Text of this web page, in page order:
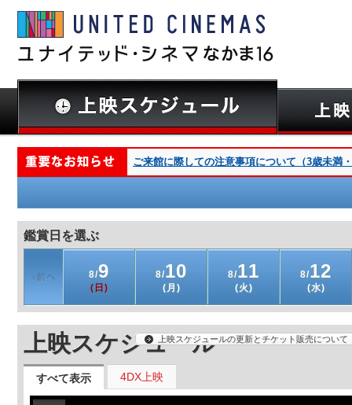
ご来館に際しての注意事項について（3歳未満
鑑賞日を選ぶ
8/9
(日)
8/10
(月)
8/11
(火)
8/12
(水)
上映スケジュール
すべて表示 4DX上映
上映スケジュールの更新とチケット販売について